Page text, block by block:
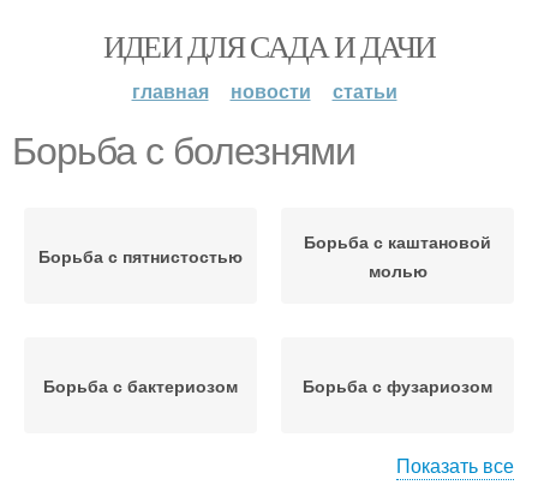
ИДЕИ ДЛЯ САДА И ДАЧИ
главная новости статьи
Борьба с болезнями
Борьба с пятнистостью
Борьба с каштановой
молью
Борьба с бактериозом Борьба с фузариозом
Показать все